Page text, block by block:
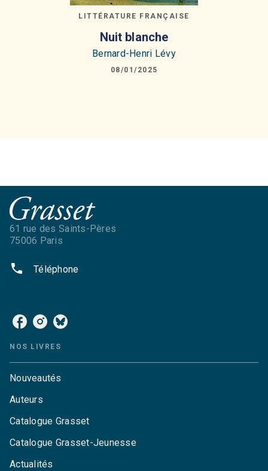
LITTÉRATURE FRANÇAISE
Nuit blanche
Bernard-Henri Lévy
08/01/2025
61 rue des Saints-Pères
75006 Paris
phone Téléphone
NOS LIVRES
Nouveautés
Auteurs
Catalogue Grasset
Catalogue Grasset-Jeunesse
Actualités